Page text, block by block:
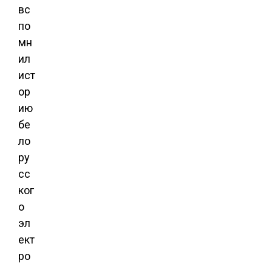
вс
по
мн
ил
ист
ор
ию
бе
ло
ру
сс
ког
о
эл
ект
ро